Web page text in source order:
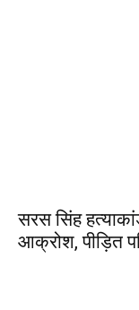
सरस सिंह
आक्रोश, पीड़ित